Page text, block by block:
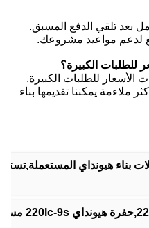
خلال 7-12 يوم عمل بعد تلقي الدفع المسبق.
لدعم مواعيد مشروعك.
للطلبات الكبيرة.
ملاءمة يمكننا تقديمها بناء
بناء هيونداي